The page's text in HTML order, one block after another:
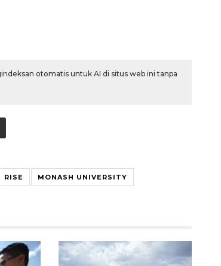
otomatis untuk AI di situs web ini tanpa
RISE MONASH UNIVERSITY